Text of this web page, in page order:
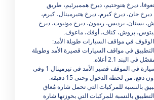
ديرخ هنوحتيم، ديرخ همميرئيم، طريق
ديرخ جان، ديرخ كيرم، ديرخ هتيرمينال، كيرم،
بستان، برديس، ريمون، ديرخ مونيوت، ديرخ
بروش، كناف، أوفك، ماعوف.
في مواقف السيارات قصيرة الأمد وطويلة
البند 2.1 أعلاه.
بالإمكان إيقاف السيارة في الموقف قصير الأمد في تيرمينال 1 وفي
بالنسبة للمركبات التي بحوزتها شارة